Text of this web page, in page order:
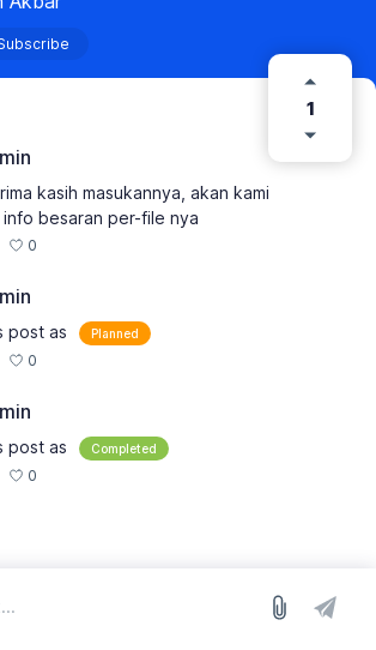
1
kasih masukannya, akan kami
besaran per-file nya
0
post as Planned
0
post as Completed
0